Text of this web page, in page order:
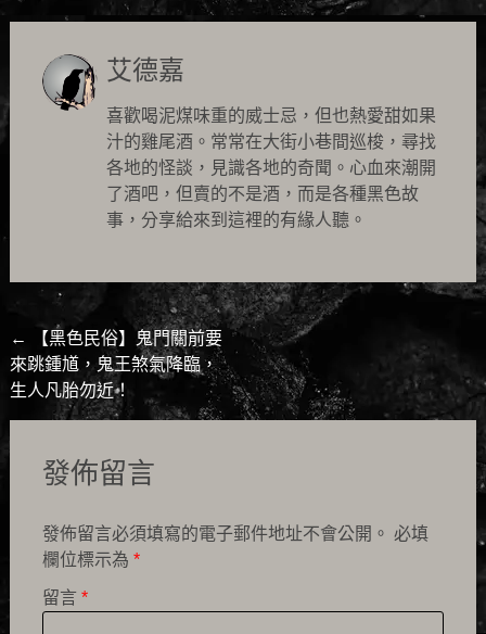
艾德嘉
喜歡喝泥煤味重的威士忌，但也熱愛甜如果
汁的雞尾酒。常常在大街小巷間巡梭，尋找
各地的怪談，見識各地的奇聞。心血來潮開
了酒吧，但賣的不是酒，而是各種黑色故
事，分享給來到這裡的有緣人聽。
Post
navigation
←
【黑色民俗】鬼門關前要
來跳鍾馗，鬼王煞氣降臨，
生人凡胎勿近！
發佈留言
發佈留言必須填寫的電子郵件地址不會公開。 必填
欄位標示為 *
留言 *